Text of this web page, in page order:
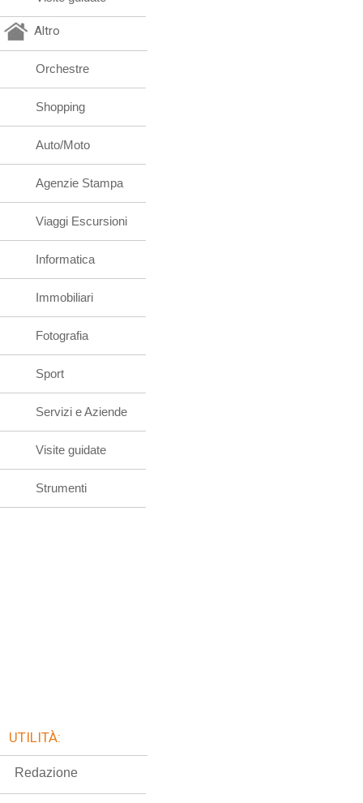
Altro
Orchestre
Shopping
Auto/Moto
Agenzie Stampa
Viaggi Escursioni
Informatica
Immobiliari
Fotografia
Sport
Servizi e Aziende
Visite guidate
Strumenti
UTILITÀ:
Redazione